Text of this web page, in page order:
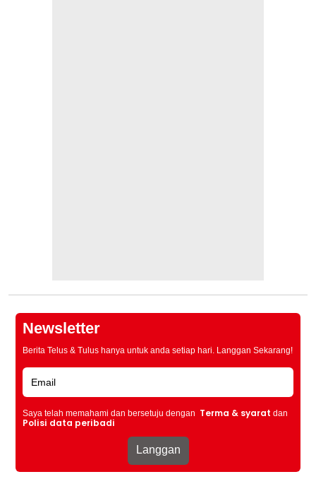
Newsletter
Berita Telus & Tulus hanya untuk anda setiap hari. Langgan Sekarang!
Saya telah memahami dan bersetuju dengan Terma & syarat dan
Polisi data peribadi